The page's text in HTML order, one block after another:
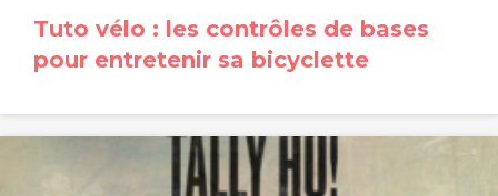
Tuto vélo : les contrôles de bases
pour entretenir sa bicyclette